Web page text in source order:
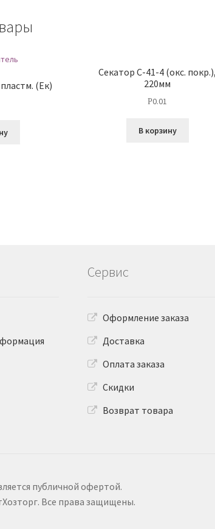
(Ек)
Секатор С-41-4 (окс. покр.),
220мм
Р0.01
В корзину
Сервис
Оформление заказа
Доставка
Оплата заказа
Скидки
Возврат товара
публичной офертой.
Все права защищены.